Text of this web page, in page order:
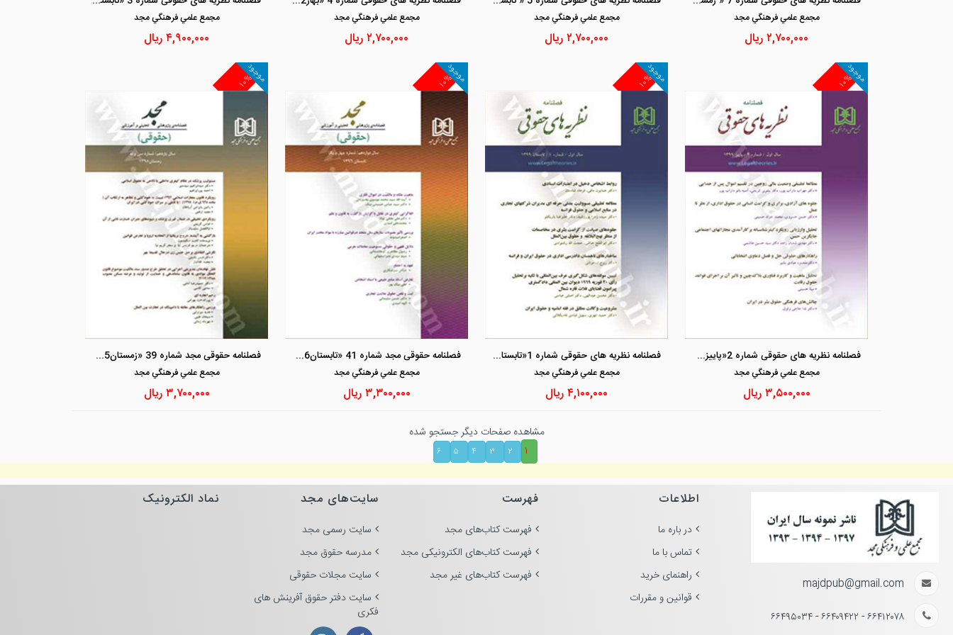
مجمع علمي فرهنگي مجد
۲,۷۰۰,۰۰۰ریال
مجمع علمي فرهنگي مجد
۲,۷۰۰,۰۰۰ریال
مجمع علمي فرهنگي مجد
۲,۷۰۰,۰۰۰ریال
مجمع علمي فرهنگي مجد
۴,۹۰۰,۰۰۰ریال
۱۰%
موجود
فصلنامه نظریه های حقوقی شماره 2«پاییز1399»
مجمع علمي فرهنگي مجد
۳,۵۰۰,۰۰۰ریال
۱۰%
موجود
فصلنامه نظریه های حقوقی شماره 1«تابستان 1399»
مجمع علمي فرهنگي مجد
۴,۱۰۰,۰۰۰ریال
۱۰%
موجود
مشاهده و خرید
فصلنامه حقوقی مجد شماره 41 «تابستان1396»
مجمع علمي فرهنگي مجد
۳,۳۰۰,۰۰۰ریال
۱۰%
موجود
فصلنامه حقوقی مجد شماره 39 «زمستان1395»
مجمع علمي فرهنگي مجد
۳,۷۰۰,۰۰۰ریال
مشاهده صفحات دیگر جستجو شده
۱
۲ ۳ ۴ ۵ ۶
majdpub@gmail.com
۶۶۴۱۲۰۷۸ - ۶۶۴۰۹۴۲۲ - ۶۶۴۹۵۰۳۴
اطلاعات
در باره ما
تماس با ما
راهنمای خرید
قوانین و مقررات
فهرست
فهرست کتاب‌های مجد
فهرست کتاب‌های الکترونیکی مجد
فهرست کتاب‌های غیر مجد
سایت‌های مجد
سایت رسمی مجد
مدرسه حقوق مجد
سایت مجلات حقوقی
سایت دفتر حقوق آفرینش های
فکری
نماد الکترونیک